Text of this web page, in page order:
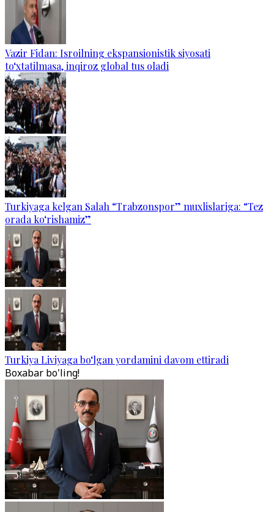
Vazir Fidan: Isroilning ekspansionistik siyosati
to‘xtatilmasa, inqiroz global tus oladi
Turkiyaga kelgan Salah “Trabzonspor” muxlislariga: “Tez
orada ko‘rishamiz”
Turkiya Liviyaga bo‘lgan yordamini davom ettiradi
Boxabar bo'ling!